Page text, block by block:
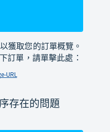
獲取您的訂單概覽。
訂單，請單擊此處：
URL
存在的問題